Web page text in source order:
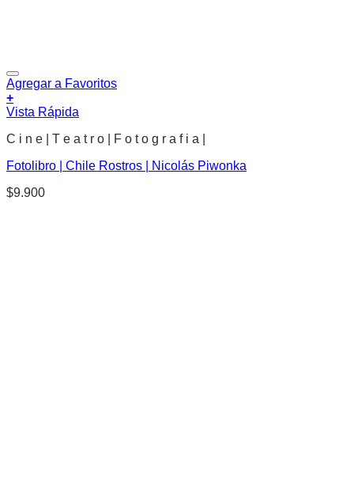
Agregar a Favoritos
+
Vista Rápida
C i n e | T e a t r o | F o t o g r a f i a |
Fotolibro | Chile Rostros | Nicolás Piwonka
$9.900